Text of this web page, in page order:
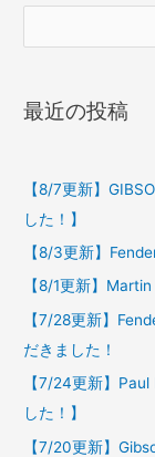
最近の投稿
【8/7更新】
した！】
【8/3更新】
【8/1更新】
【7/28更新】
だきました！
【7/24更新】
した！】
【7/20更新】